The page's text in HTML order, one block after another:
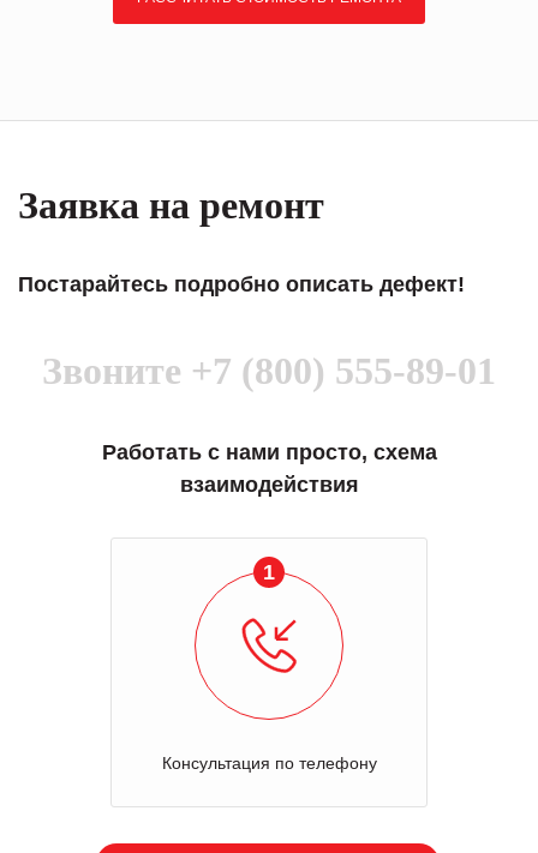
Заявка на ремонт
Постарайтесь подробно описать дефект!
Звоните +7 (800) 555-89-01
Работать с нами просто, схема
взаимодействия
1
Консультация по телефону